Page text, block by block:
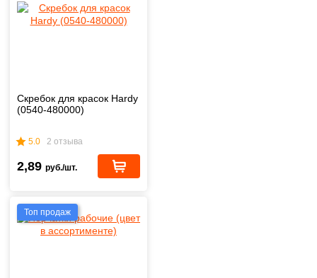
Скребок для красок Hardy
(0540-480000)
5.0 2 отзыва
2,89 руб./шт.
Топ продаж